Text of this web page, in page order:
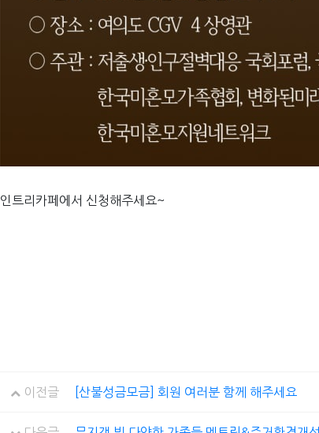
인트리카페에서 신청해주세요~
이전글 [산불성금모금] 회원 여러분 함께 해주세요